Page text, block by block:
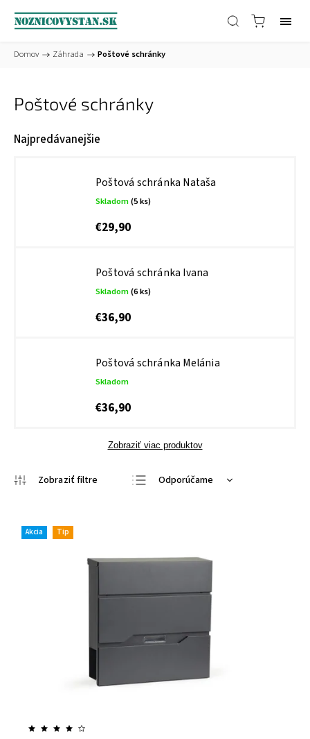
Domov / Záhrada / Poštové schránky
Poštové schránky
Najpredávanejšie
Poštová schránka Nataša
Skladom(5 ks)
€29,90
Poštová schránka Ivana
Skladom(6 ks)
€36,90
Poštová schránka Melánia
Skladom
€36,90
Zobraziť viac produktov
Odporúčame
Akcia Tip